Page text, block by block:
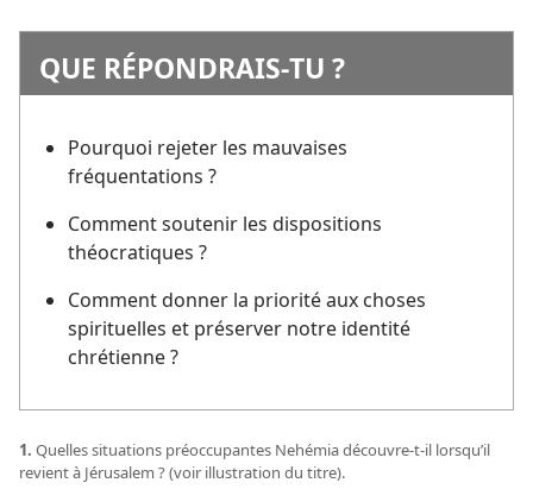
QUE RÉPONDRAIS-TU ?
Pourquoi rejeter les mauvaises
fréquentations ?
Comment soutenir les dispositions
théocratiques ?
Comment donner la priorité aux choses
spirituelles et préserver notre identité
chrétienne ?
1. Quelles situations préoccupantes Nehémia découvre-t-il lorsqu’il
revient à Jérusalem ? (voir illustration du titre).